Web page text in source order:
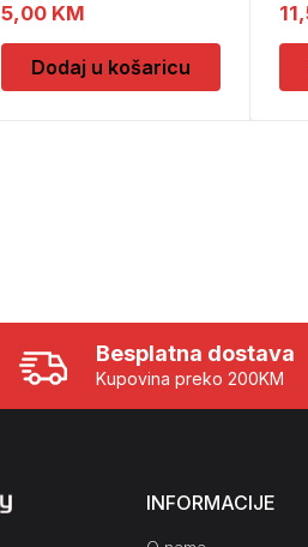
5,00 KM
Dodaj u košaricu
Besplatna dostava
Kupovina preko 200KM
INFORMACIJE